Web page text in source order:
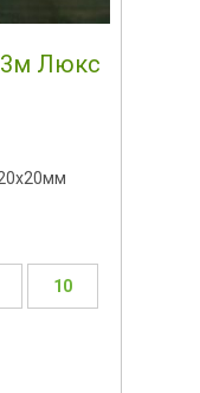
3м Люкс
10